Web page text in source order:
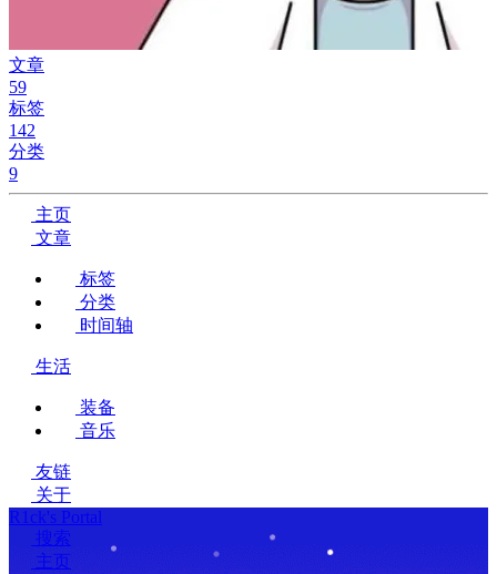
文章
59
标签
142
分类
9
主页
文章
标签
分类
时间轴
生活
装备
音乐
友链
关于
R1ck's Portal
搜索
主页